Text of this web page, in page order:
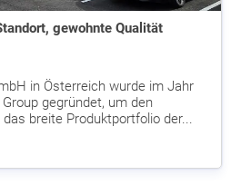
gewohnte Qualität
in Österreich wurde im Jahr
gegründet, um den
breite Produktportfolio der...